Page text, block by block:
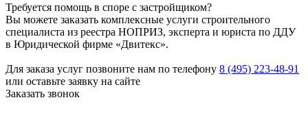
Требуется помощь в споре с застройщиком?
Вы можете заказать комплексные услуги строительного
специалиста из реестра НОПРИЗ, эксперта и юриста по ДДУ
в Юридической фирме «Двитекс».
Для заказа услуг позвоните нам по телефону 8 (495) 223-48-91
или оставьте заявку на сайте
Заказать звонок